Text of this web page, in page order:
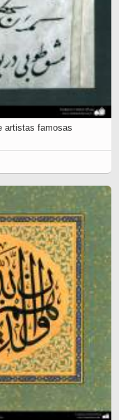
artistas famosas